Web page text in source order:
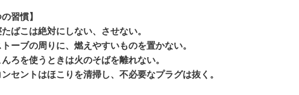
の習慣】
ばこは絶対にしない、させない。
ーブの周りに、燃えやすいものを置かない。
ろを使うときは火のそばを離れない。
セントはほこりを清掃し、不必要なプラグは抜く。